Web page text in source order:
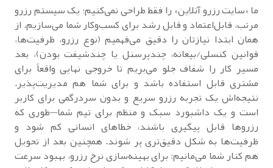
ما «سایت رزرو آنلاین» را فقط طراحی نمی‌کنیم؛ یک سیستم رزرو
مرتب، قابل‌اعتماد و قابل رشد برای کسب‌وکار شما می‌سازیم. از
همان ابتدا نیازتان را دقیق می‌فهمیم (نوع رزرو، ظرفیت‌ها،
قوانین کنسلی/بیعانه، چندپرسنل یا چندشیفت بودن)، بعد
مسیر کار را شفاف جلو می‌بریم تا خروجی نهایی واقعاً برای
مشتری قابل استفاده باشد و برای شما هم مدیریت‌پذیر.
نتیجه‌اش یک تجربه رزرو سریع و بدون سردرگمی برای کاربر
است و یک داشبورد سبک و منظم برای تیم شما—طوری که
رزروها قابل پیگیری باشند، خطاهای انسانی کم شود و
ظرفیت‌ها به شکل دقیق‌تری پر شوند. همچنین بعد از تحویل
هم کنار شما می‌مانیم: برای بهینه‌سازی نرخ رزرو، بهبود سرعت